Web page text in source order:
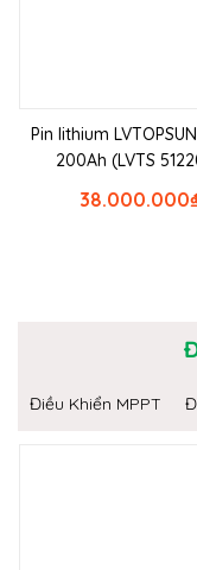
Pin lithium
200Ah (LVTS
38.000.000
Điều Khiển MPPT